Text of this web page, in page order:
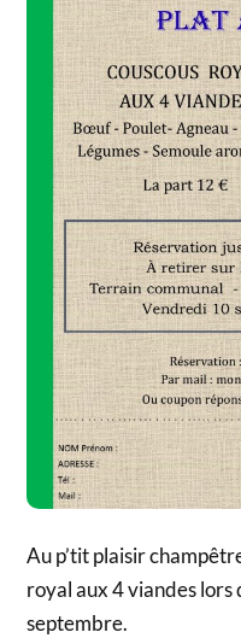
Au p’tit plaisir
royal aux 4 viandes
septembre.